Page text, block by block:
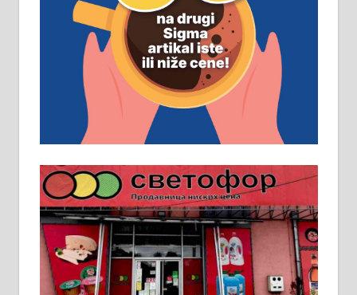
Рудник и флотација Рудник
д.о.о. Рудник запошљава 20
помоћника рудара. Услови:
Основна школа, пожељно радно
искуство на истим и сличним
пословима, али не и неопходан
услов. Обезбеђен смештај,
превоз, исхрана. 032/57-41-122 –
локал 22
Пружам услуге завршних радова
у грађевини, хидроизолације и
молерских радова. 061/25-28-058
Ало таксију потребан возач са Б
категоријом. 064/02-85-511